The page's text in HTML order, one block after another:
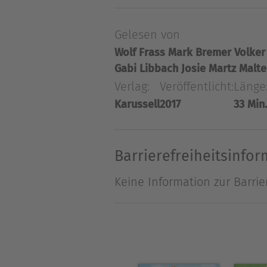
Glück weiß Mama, was zu
Kuscheltiere in die
Hörspielspaß für kleine
Erfolg Kinder- und
ausgezeichnet. "Bauer
Gelesen von
Wolf Frass Mark Bremer
Gabi Libbach Josie Martz
Verlag:
Karussell
Veröffentlicht:
2017
Länge:
33 Min.
Keine Information zur